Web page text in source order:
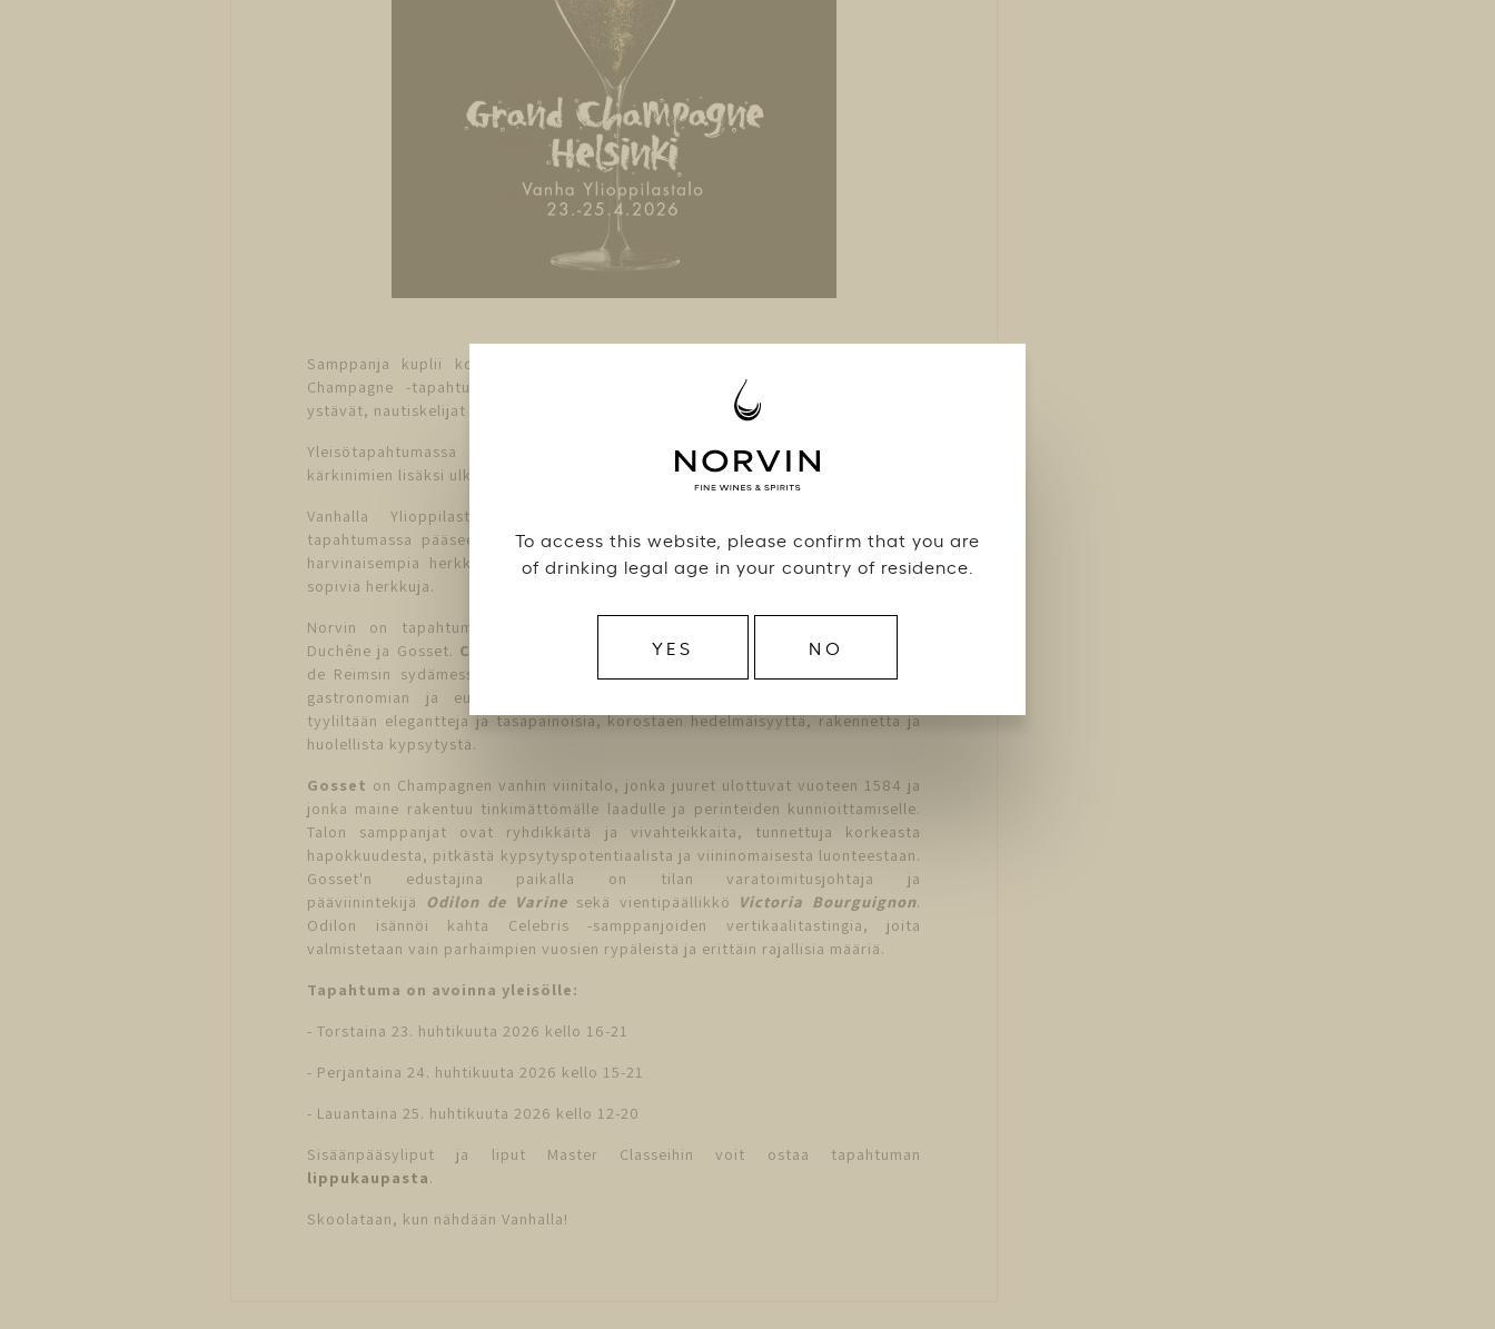
To access this website, please confirm that you are
of drinking legal age in your country of residence.
YES NO
Samppanja kuplii kolmen päivän ajan Vanhalla Ylioppilastalolla, kun Grand
Champagne -tapahtuma avaa ovensa 23.4.2026 kooten yhteen samppanjan
ystävät, nautiskelijat ja alan huippunimet.
Yleisötapahtumassa samppanjan saloihin meitä johdattavat kotimaisten
kärkinimien lisäksi ulkomaiset huippuasiantuntijat.
Vanhalla Ylioppilastalolla järjestettävässä rennossa ja tunnelmallisessa
tapahtumassa pääsee maistelemaan niin tunnettuja samppanjaklassikoita kuin
harvinaisempia herkkuja. Niiden ohella tapahtumassa on tarjolla samppanjaan
sopivia herkkuja.
Norvin on tapahtumassa yhdessä kahden samppanjatalon kanssa: Canard-
Duchêne ja Gosset. Canard-Duchêne
on historiallinen samppanjatalo Montagne
de Reimsin sydämessä, joka on tunnettu pitkästä yhteistyöstään ranskalaisen
gastronomian ja eurooppalaisten hovien kanssa. Talon samppanjat ovat
tyyliltään elegantteja ja tasapainoisia, korostaen hedelmäisyyttä, rakennetta ja
huolellista kypsytystä.
Gosset on Champagnen vanhin viinitalo, jonka juuret ulottuvat vuoteen 1584 ja
jonka maine rakentuu tinkimättömälle laadulle ja perinteiden kunnioittamiselle.
Talon samppanjat ovat ryhdikkäitä ja vivahteikkaita, tunnettuja korkeasta
hapokkuudesta, pitkästä kypsytyspotentiaalista ja viininomaisesta luonteestaan.
Gosset'n edustajina paikalla on tilan varatoimitusjohtaja ja
pääviinintekijä
Odilon de Varine sekä vientipäällikkö Victoria Bourguignon.
Odilon isännöi kahta Celebris -samppanjoiden vertikaalitastingia, joita
valmistetaan vain parhaimpien vuosien rypäleistä ja erittäin rajallisia määriä.
Tapahtuma on avoinna yleisölle:
- Torstaina 23. huhtikuuta 2026 kello 16-21
- Perjantaina 24. huhtikuuta 2026 kello 15-21
- Lauantaina 25. huhtikuuta 2026 kello 12-20
Sisäänpääsyliput ja liput Master Classeihin voit ostaa tapahtuman
lippukaupasta.
Skoolataan, kun nähdään Vanhalla!